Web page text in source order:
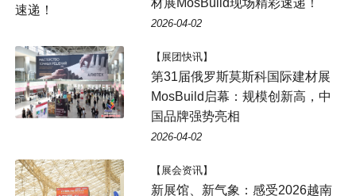
材展MosBuild现场精彩速递！
2026-04-02
【展团快讯】
第31届俄罗斯莫斯科国际建材展
MosBuild启幕：规模创新高，中
国品牌强势亮相
2026-04-02
【展会资讯】
新展馆、新气象：感受2026越南